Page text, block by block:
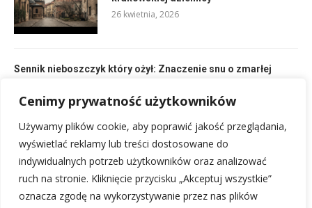
Cenimy prywatność użytkowników
Używamy plików cookie, aby poprawić jakość przeglądania,
wyświetlać reklamy lub treści dostosowane do
indywidualnych potrzeb użytkowników oraz analizować
ruch na stronie. Kliknięcie przycisku „Akceptuj wszystkie”
oznacza zgodę na wykorzystywanie przez nas plików
26 kwietnia, 2026
Sennik nieboszczyk który ożył: Znaczenie snu o zmarłej
2 marca, 2026
Rankingi Chojniczanka: Aktualna Pozycja w II Lidze
10 lutego, 2026